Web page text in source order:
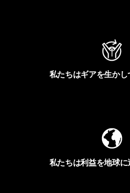
私たちはギアを生かし
私たちは利益を地球に